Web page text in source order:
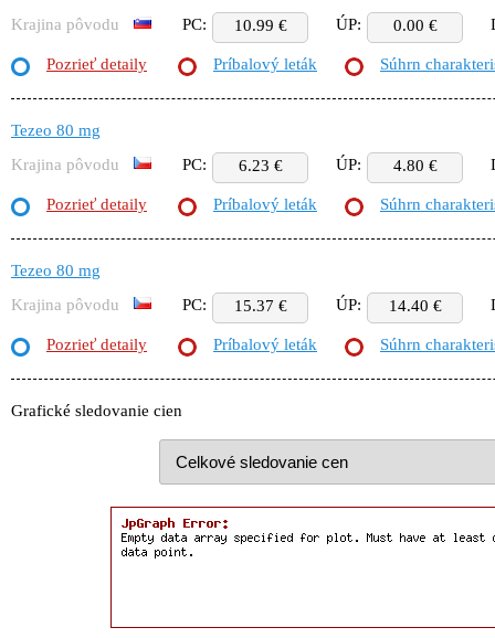
Krajina pôvodu
PC: 10.99 € ÚP: 0.00 €
Pozrieť detaily Príbalový leták Súhrn
Tezeo 80 mg
Krajina pôvodu
PC: 6.23 € ÚP: 4.80 €
Pozrieť detaily Príbalový leták Súhrn
Tezeo 80 mg
Krajina pôvodu
PC: 15.37 € ÚP: 14.40 €
Pozrieť detaily Príbalový leták Súhrn
Grafické sledovanie cien